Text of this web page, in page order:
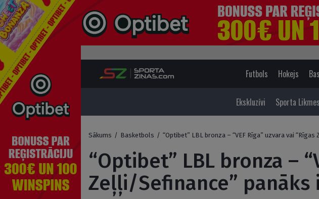
Futbols Hokejs
Ekskluzīvi Sporta Likmes
Sākums / Basketbols / “Optibet” LBL bronza – “VEF Rīga” uzvara vai
“Optibet” LBL bronza –
Zeļļi/Sefinance” panāks